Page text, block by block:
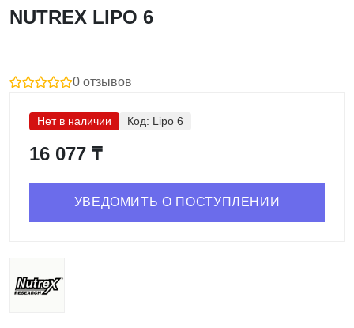
NUTREX LIPO 6
0 отзывов
Нет в наличии Код: Lipo 6
16 077 ₸
УВЕДОМИТЬ О ПОСТУПЛЕНИИ